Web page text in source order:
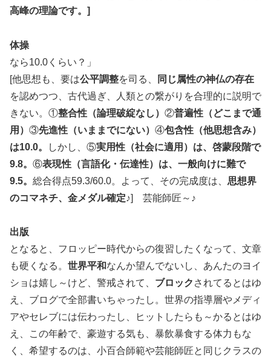
高峰の理論です。]
体操
なら10.0くらい？」
[他思想も、要は公平調整を司る、
同じ属性の神仏の存在
を認めつつ、古代過ぎ、人類との繋がりを合理的に説明で
きない。①整合性（論理破綻なし） ②普遍性（どこまで通
用） ③先進性（いままでにない） ④包含性（他思想含み）
は10.0。
しかし、⑤実用性（社会に適用）は、啓蒙段階で
9.8。 ⑥表現性（言語化・伝達性）は、一般向けに難で
9.5。 総合得点59.3/60.0。よって、その完成度は、 思想界
のコマネチ、金メダル確定♪] 芸能師匠～♪
出版
となると、フロッピー時代からの復習したくなって、文章
も硬くなる。 世界平和なんか望んでないし、あんたのヨイ
ショは嬉し～けど、警戒されて、 ブロック されてるとはゆ
え、ブログで全部書いちゃったし。世界の指導層やメディ
アやセレブには伝わったし、ヒットしたらも～かるとはゆ
え、この年齢で、豪遊する気も、暴飲暴食する体力もな
く、希望するのは、小百合師範や芸能師匠と同じクラスの